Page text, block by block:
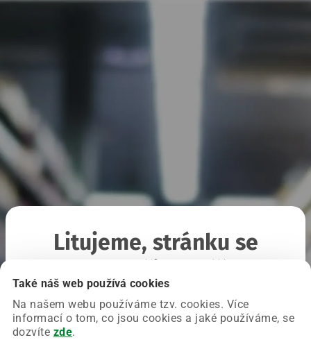
Také náš web používá cookies
Na našem webu používáme tzv. cookies. Více
informací o tom, co jsou cookies a jaké používáme, se
dozvíte zde.
Litujeme, stránku se
Chyba nastala na naší straně a už ji opravujeme.
Zkuste prosím znovu načíst požadovanou stránku.